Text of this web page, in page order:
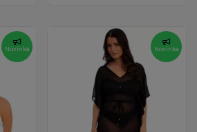
Novinka Novinka